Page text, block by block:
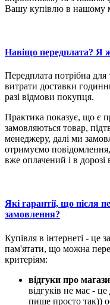
Вашу купівлю в нашому
Навіщо передплата? Я
Передплата потрібна
витрати доставки
разі відмови покупця.
Практика показує, що є
замовляються товар,
менеджеру, далі ми
отримуємо
вже оплачений і в дорозі
Які гарантії, що після
замовлення?
Купівля в інтернеті - це
пам'ятати, що можна
критеріям:
відгуки про
відгуків не має -
пише просто так))